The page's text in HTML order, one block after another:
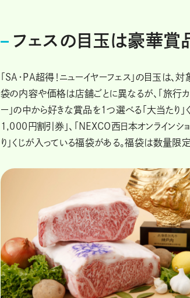
フェスの目玉は豪華賞
「SA・PA超得！ニューイヤーフェス」の目玉は
袋の内容や価格は店舗ごとに異なるが、「旅行カ
ー」の中から好きな賞品を１つ選べる「大当たり
1,000円割引券」、「NEXCO西日本オンライン
り」くじが入っている福袋がある。福袋は数量限